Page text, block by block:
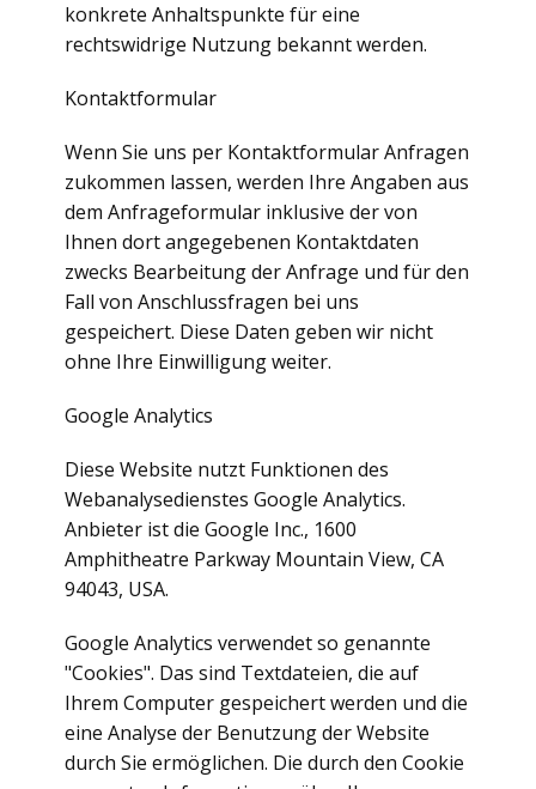
konkrete Anhaltspunkte für eine
rechtswidrige Nutzung bekannt werden.
Kontaktformular
Wenn Sie uns per Kontaktformular Anfragen
zukommen lassen, werden Ihre Angaben aus
dem Anfrageformular inklusive der von
Ihnen dort angegebenen Kontaktdaten
zwecks Bearbeitung der Anfrage und für den
Fall von Anschlussfragen bei uns
gespeichert. Diese Daten geben wir nicht
ohne Ihre Einwilligung weiter.
Google Analytics
Diese Website nutzt Funktionen des
Webanalysedienstes Google Analytics.
Anbieter ist die Google Inc., 1600
Amphitheatre Parkway Mountain View, CA
94043, USA.
Google Analytics verwendet so genannte
"Cookies". Das sind Textdateien, die auf
Ihrem Computer gespeichert werden und die
eine Analyse der Benutzung der Website
durch Sie ermöglichen. Die durch den Cookie